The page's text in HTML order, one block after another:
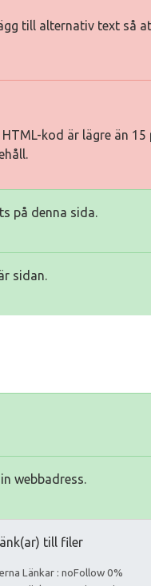
till alternativ text så
kod är lägre än
på denna sida.
sidan.
webbadress.
till filer
Länkar : noFollow 0%